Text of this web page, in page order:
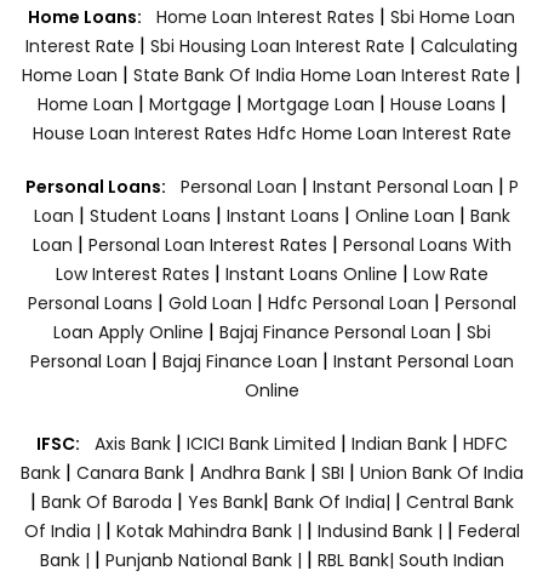
Home Loans: Home Loan Interest Rates | Sbi Home Loan
Interest Rate | Sbi Housing Loan Interest Rate | Calculating
Home Loan | State Bank Of India Home Loan Interest Rate |
Home Loan | Mortgage | Mortgage Loan | House Loans |
House Loan Interest Rates Hdfc Home Loan Interest Rate
Personal Loans: Personal Loan | Instant Personal Loan | P
Loan | Student Loans | Instant Loans | Online Loan | Bank
Loan | Personal Loan Interest Rates | Personal Loans With
Low Interest Rates | Instant Loans Online | Low Rate
Personal Loans | Gold Loan | Hdfc Personal Loan | Personal
Loan Apply Online | Bajaj Finance Personal Loan | Sbi
Personal Loan | Bajaj Finance Loan | Instant Personal Loan
Online
IFSC: Axis Bank | ICICI Bank Limited | Indian Bank | HDFC
Bank| Canara Bank | Andhra Bank| SBI | Union Bank Of India
| Bank Of Baroda | Yes Bank| Bank Of India| | Central Bank
Of India | | Kotak Mahindra Bank | | Indusind Bank | | Federal
Bank | | Punjanb National Bank | | RBL Bank| South Indian